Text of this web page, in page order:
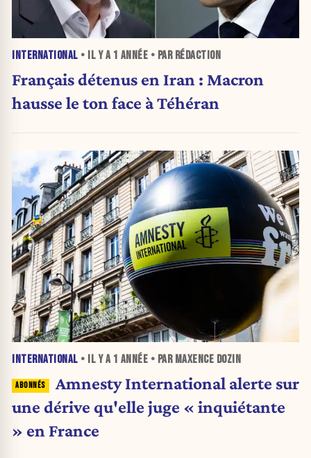
INTERNATIONAL • IL Y A 1 ANNÉE • PAR RÉDACTION
Français détenus en Iran : Macron
hausse le ton face à Téhéran
INTERNATIONAL • IL Y A 1 ANNÉE • PAR MAXENCE DOZIN
Amnesty International alerte sur
une dérive qu'elle juge « inquiétante
» en France